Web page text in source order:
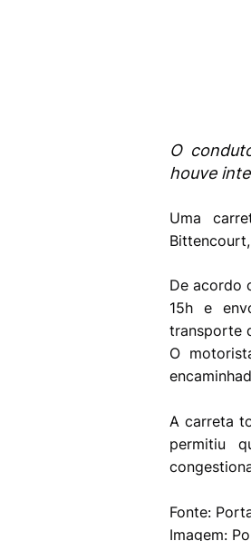
O
houve
Uma
De acordo
15h e
transporte
O
A carreta
permitiu
Fonte:
Imagem: